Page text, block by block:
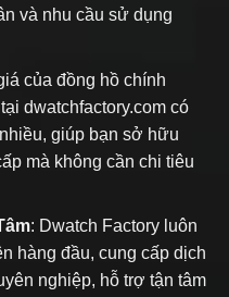
và nhu cầu sử dụng
của đồng hồ chính
dwatchfactory.com có
giúp bạn sở hữu
mà không cần chi tiêu
: Dwatch Factory luôn
hàng đầu, cung cấp dịch
nghiệp, hỗ trợ tận tâm